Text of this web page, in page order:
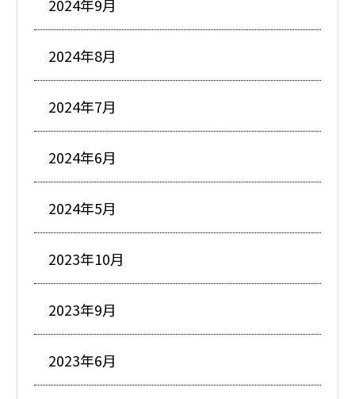
2024年9月
2024年8月
2024年7月
2024年6月
2024年5月
2023年10月
2023年9月
2023年6月